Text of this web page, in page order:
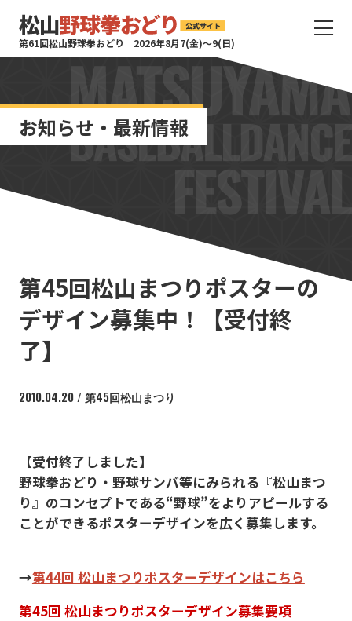
第61回松山野球拳おどり 2026年8月7(金)〜9(日)
お知らせ・最新情報
第45回松山まつりポスターの
デザイン募集中！【受付終
了】
2010.04.20 / 第45回松山まつり
【受付終了しました】
野球拳おどり・野球サンバ等にみられる『松山まつ
り』のコンセプトである“野球”をよりアピールする
ことができるポスターデザインを広く募集します。
→第44回 松山まつりポスターデザインはこちら
第45回 松山まつりポスターデザイン募集要項
サ
タ
ト
サ
ト
ー
を